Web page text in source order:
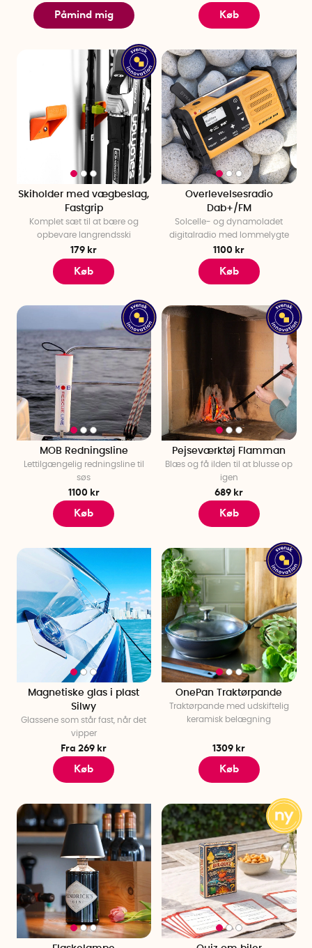
Påmind mig Køb
Skiholder med vægbeslag,
Fastgrip
Komplet sæt til at bære og
opbevare langrendsski
179 kr
Køb
Overlevelsesradio
Dab+/FM
Solcelle- og dynamoladet
digitalradio med lommelygte
1100 kr
Køb
MOB Redningsline
Lettilgængelig redningsline til
søs
1100 kr
Køb
Pejseværktøj Flamman
Blæs og få ilden til at blusse op
igen
689 kr
Køb
Magnetiske glas i plast
Silwy
Glassene som står fast, når det
vipper
Fra 269 kr
Køb
OnePan Traktørpande
Traktørpande med udskiftelig
keramisk belægning
1309 kr
Køb